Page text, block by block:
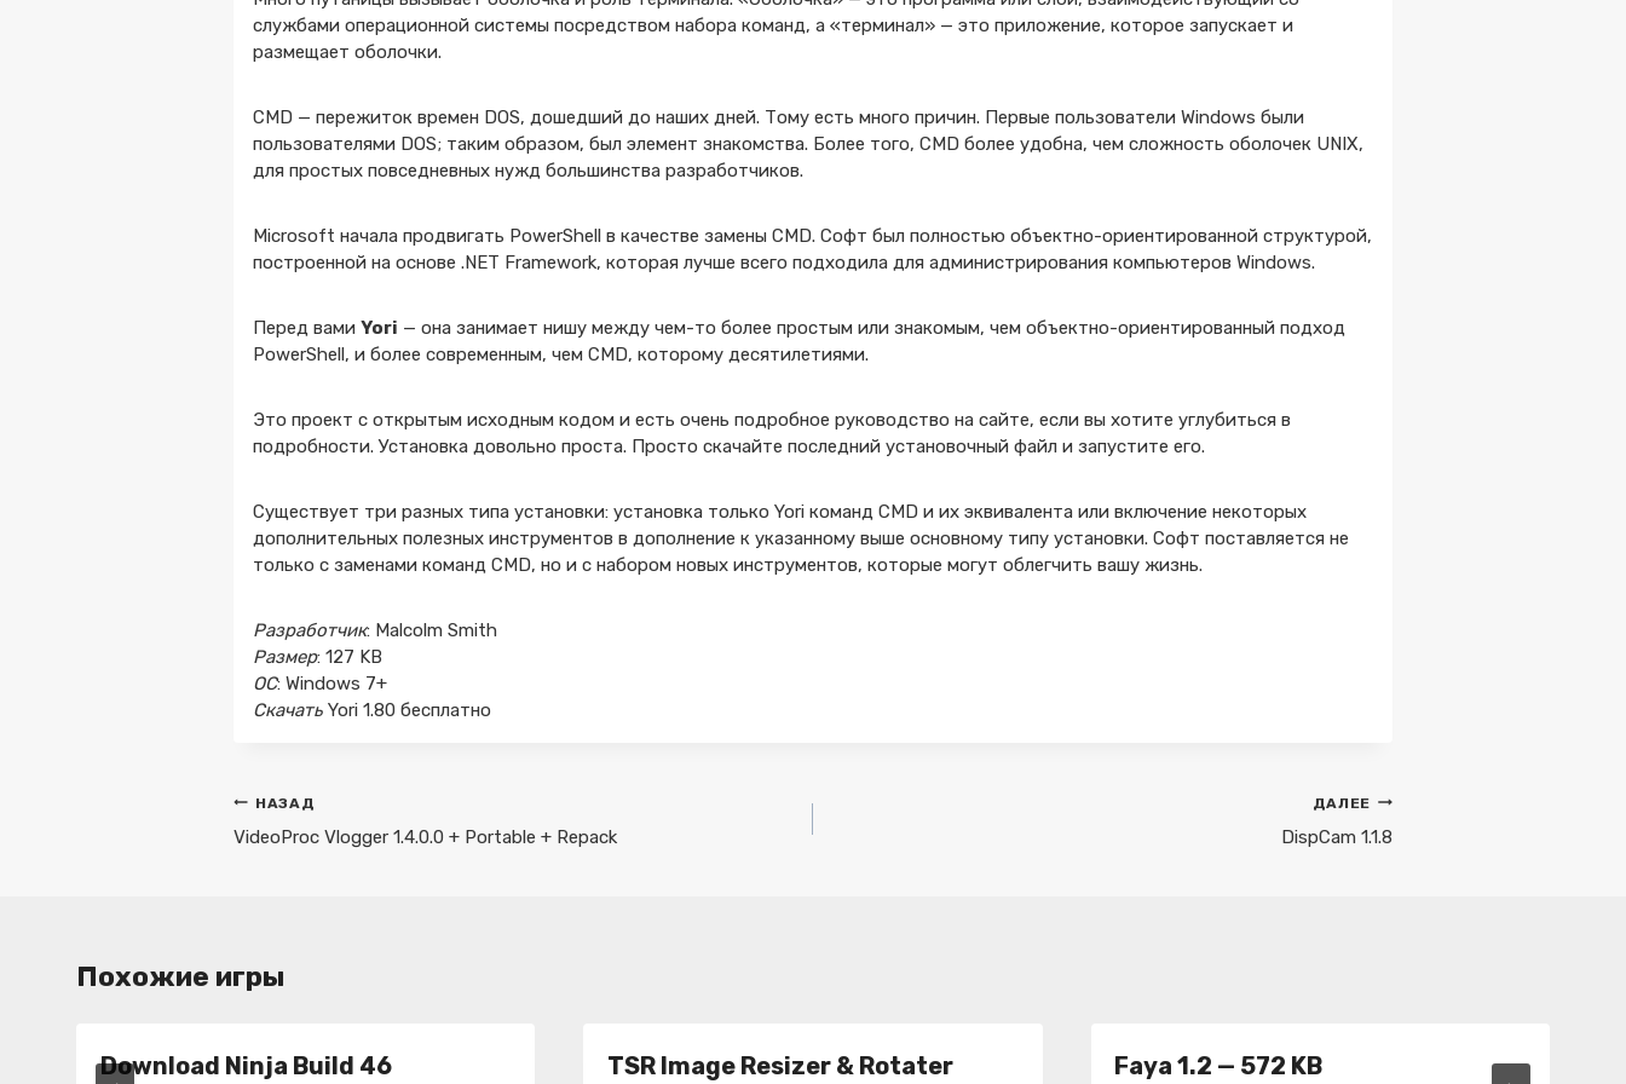
службами операционной системы посредством набора команд, а «терминал» — это приложение, которое запускает и
размещает оболочки.
CMD — пережиток времен DOS, дошедший до наших дней. Тому есть много причин. Первые пользователи Windows были
пользователями DOS; таким образом, был элемент знакомства. Более того, CMD более удобна, чем сложность оболочек UNIX,
для простых повседневных нужд большинства разработчиков.
Microsoft начала продвигать PowerShell в качестве замены CMD. Софт был полностью объектно-ориентированной структурой,
построенной на основе .NET Framework, которая лучше всего подходила для администрирования компьютеров Windows.
Перед вамиYori — она занимает нишу между чем-то более простым или знакомым, чем объектно-ориентированный подход
PowerShell, и более современным, чем CMD, которому десятилетиями.
Это проект с открытым исходным кодом и есть очень подробное руководство на сайте, если вы хотите углубиться в
подробности. Установка довольно проста. Просто скачайте последний установочный файл и запустите его.
Существует три разных типа установки: установка только Yori команд CMD и их эквивалента или включение некоторых
дополнительных полезных инструментов в дополнение к указанному выше основному типу установки. Софт поставляется не
только с заменами команд CMD, но и с набором новых инструментов, которые могут облегчить вашу жизнь.
Разработчик: Malcolm Smith
Размер: 127 KB
ОС: Windows 7+
СкачатьYori 1.80 бесплатно
Навигация
по
НАЗАД
VideoProc Vlogger 1.4.0.0 + Portable + Repack
ДАЛЕЕ
DispCam 1.1.8
Похожие игры
Download Ninja Build 46 TSR Image Resizer & Rotater Faya 1.2 — 572 KB